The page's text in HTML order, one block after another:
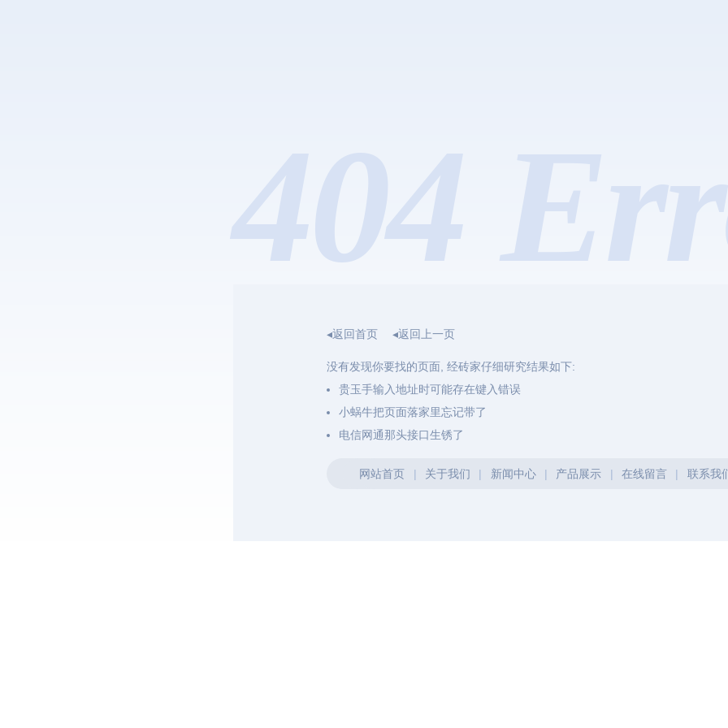
404
◂返回首页 ◂返回上一页
没有发现你要找的页面, 经砖家仔细研究结果如下:
贵玉手输入地址时可能存在键入错误
小蜗牛把页面落家里忘记带了
电信网通那头接口生锈了
网站首页 | 关于我们 | 新闻中心| 产品展示 | 在线留言| 联系我